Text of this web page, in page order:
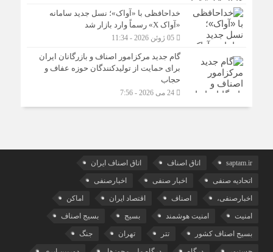
خداحافظی با «آواک»؛ نسل جدید سامانه
«آواک X» رسماً وارد بازار شد
05 ژوئن 2026 - 11:34
گام جدید مرکزامور اصناف و بازرگانان ایران
برای حمایت از تولیدکنندگان حوزه عفاف و
حجاب
24 می 2026 - 7:56
saptam.ir اتاق اصناف اتاق اصناف ایران
اتحادیه صنفی اخبار صنفی اخبارصنفی
اخبارصنفی، اصناف اقتصاد ایران اماکن
امنیت امنیت هوشمند بسیج بسیج اصناف
بسیج اصناف کشور تتر تهران جنگ